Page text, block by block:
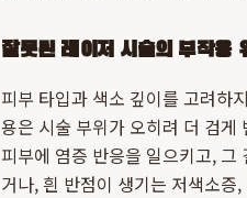
잘못된 레이저 시술의 부작용
피부 타입과 색소 깊이를 고려하
용은 시술 부위가 오히려 더 검
피부에 염증 반응을 일으키고,
거나, 흰 반점이 생기는 저색소